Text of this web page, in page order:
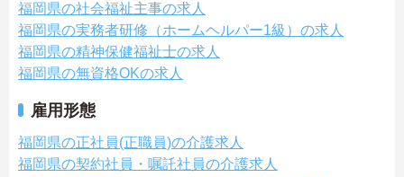
福岡県の社会福祉主事の求人
福岡県の実務者研修（ホームヘルパー1級）の求人
福岡県の精神保健福祉士の求人
福岡県の無資格OKの求人
雇用形態
福岡県の正社員(正職員)の介護求人
福岡県の契約社員・嘱託社員の介護求人